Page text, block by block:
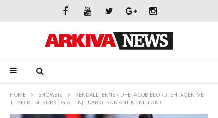
HOME SHOWBIZ
KENDALL JENNER DHE JACOB ELORDI SHFAQEN MË
TË AFËRT SE KURRË GJATË NJË DARKE ROMANTIKE NË TOKIO